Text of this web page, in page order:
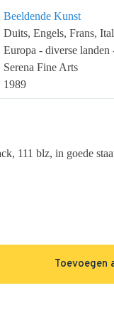
Beeldende Kunst
Duits, Engels, Frans,
Europa - diverse landen
Serena Fine Arts
1989
111 blz, in goede
Toevoegen